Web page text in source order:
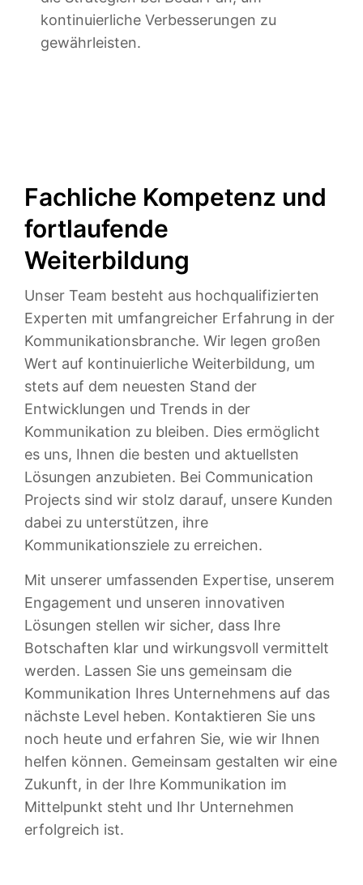
kontinuierliche Verbesserungen zu
gewährleisten.
Fachliche Kompetenz und
fortlaufende
Weiterbildung
Unser Team besteht aus hochqualifizierten
Experten mit umfangreicher Erfahrung in der
Kommunikationsbranche. Wir legen großen
Wert auf kontinuierliche Weiterbildung, um
stets auf dem neuesten Stand der
Entwicklungen und Trends in der
Kommunikation zu bleiben. Dies ermöglicht
es uns, Ihnen die besten und aktuellsten
Lösungen anzubieten. Bei Communication
Projects sind wir stolz darauf, unsere Kunden
dabei zu unterstützen, ihre
Kommunikationsziele zu erreichen.
Mit unserer umfassenden Expertise, unserem
Engagement und unseren innovativen
Lösungen stellen wir sicher, dass Ihre
Botschaften klar und wirkungsvoll vermittelt
werden. Lassen Sie uns gemeinsam die
Kommunikation Ihres Unternehmens auf das
nächste Level heben. Kontaktieren Sie uns
noch heute und erfahren Sie, wie wir Ihnen
helfen können. Gemeinsam gestalten wir eine
Zukunft, in der Ihre Kommunikation im
Mittelpunkt steht und Ihr Unternehmen
erfolgreich ist.